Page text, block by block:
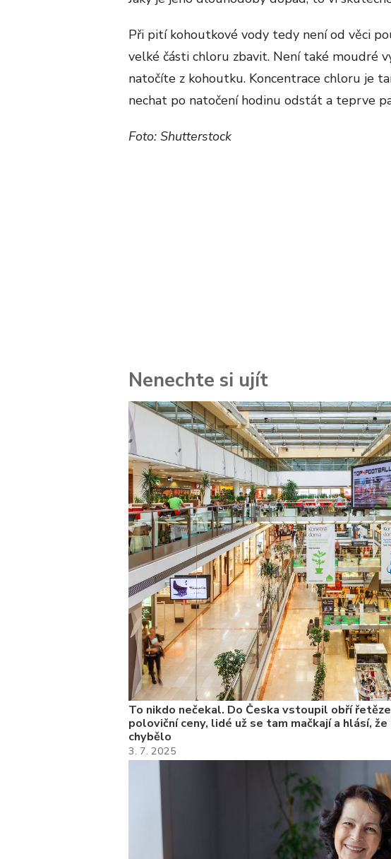
Při pití kohoutkové vody tedy není od věci
velké části chloru zbavit. Není také moudré
natočíte z kohoutku. Koncentrace chloru je
nechat po natočení hodinu odstát a teprve
Foto: Shutterstock
Nenechte si ujít
To nikdo nečekal. Do Česka vstoupil obří
poloviční ceny, lidé už se tam mačkají a hlásí,
chybělo
3. 7. 2025